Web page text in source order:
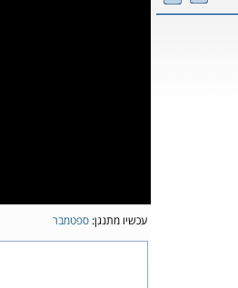
עכשיו מתנגן: ספטמבר